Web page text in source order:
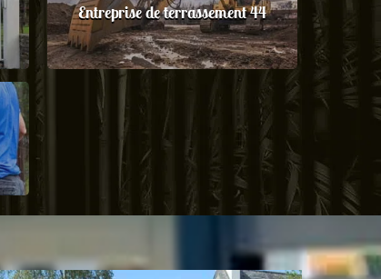
Entreprise de terrassement 44